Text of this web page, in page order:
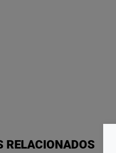
RELACIONADOS